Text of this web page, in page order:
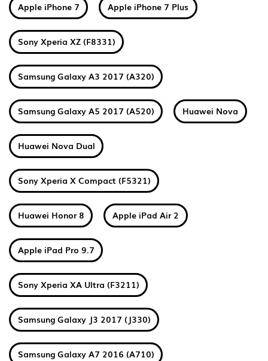
Apple iPhone 7 Apple iPhone 7 Plus
Sony Xperia XZ (F8331)
Samsung Galaxy A3 2017 (A320)
Samsung Galaxy A5 2017 (A520) Huawei Nova
Huawei Nova Dual
Sony Xperia X Compact (F5321)
Huawei Honor 8 Apple iPad Air 2
Apple iPad Pro 9.7
Sony Xperia XA Ultra (F3211)
Samsung Galaxy J3 2017 (J330)
Samsung Galaxy A7 2016 (A710)